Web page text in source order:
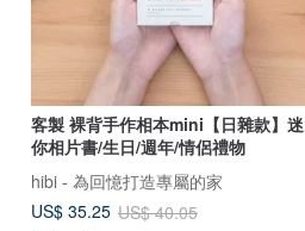
客製 裸背手作相本mini【日雜款】迷
你相片書/生日/週年/情侶禮物
hibi - 為回憶打造專屬的家
US$ 35.25 US$ 40.05